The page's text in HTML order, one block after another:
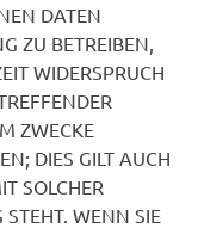
DATEN
ZU BETREIBEN,
WIDERSPRUCH
ZWECKE
DIES GILT AUCH
SOLCHER
WENN SIE